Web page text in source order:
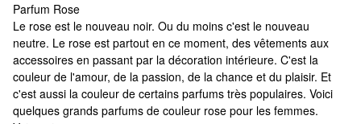
Parfum Rose
Parfum Rose
Le rose est le nouveau noir. Ou du moins c'est le nouveau
neutre. Le rose est partout en ce moment, des vêtements aux
accessoires en passant par la décoration intérieure. C'est la
couleur de l'amour, de la passion, de la chance et du plaisir. Et
c'est aussi la couleur de certains parfums très populaires. Voici
quelques grands parfums de couleur rose pour les femmes.